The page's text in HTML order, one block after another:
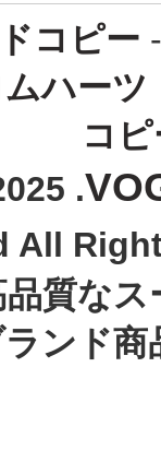
コピー
ハーツ
コ
.
All
質な
ランド